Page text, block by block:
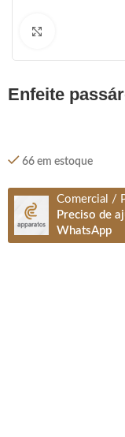
enfeite
66 em estoque
Comercial /
Preciso de
WhatsApp